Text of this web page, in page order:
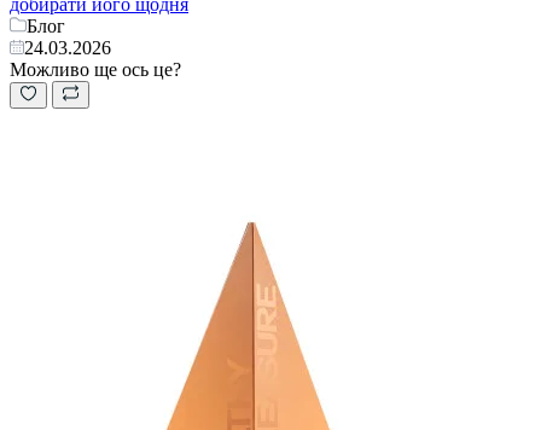
добирати його щодня
Блог
24.03.2026
Можливо ще ось це?